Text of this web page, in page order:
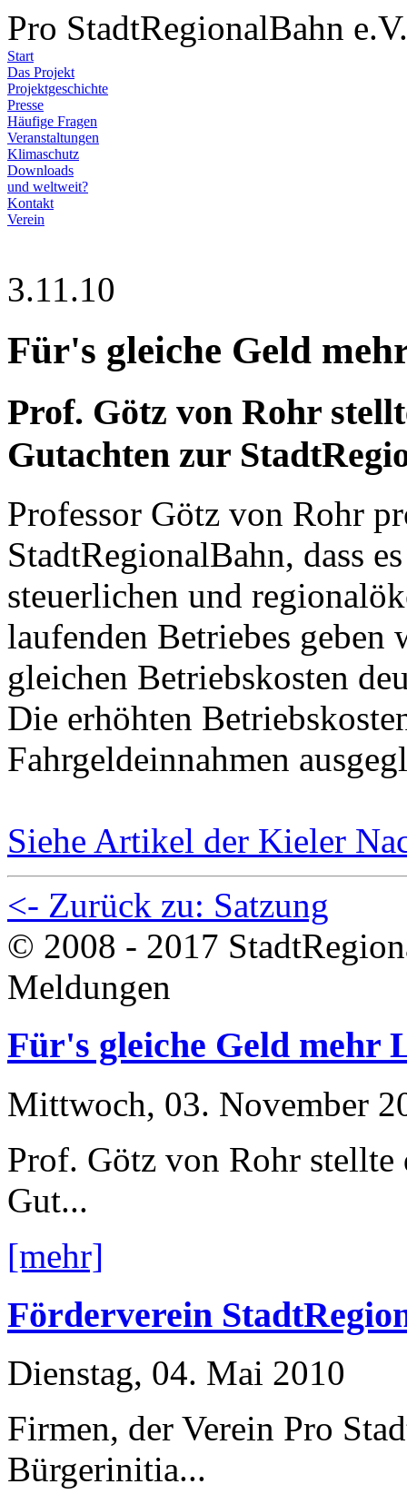
Pro StadtRegionalBahn e.V.
Start
Das Projekt
Projektgeschichte
Presse
Häufige Fragen
Veranstaltungen
Klimaschutz
Downloads
und weltweit?
Kontakt
Verein
3.11.10
Für's gleiche Geld
Prof. Götz von Rohr
Gutachten zur
Professor Götz von Rohr
StadtRegionalBahn, dass
steuerlichen und
laufenden Betriebes geben
gleichen Betriebskosten
Die erhöhten
Fahrgeldeinnahmen
Siehe Artikel der Kieler
<- Zurück zu: Satzung
© 2008 - 2017
Meldungen
Für's gleiche Geld mehr
Mittwoch, 03. November
Prof. Götz von Rohr
Gut...
[mehr]
Förderverein
Dienstag, 04. Mai 2010
Firmen, der Verein Pro
Bürgerinitia...